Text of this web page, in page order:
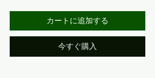
カートに追加する
今すぐ購入